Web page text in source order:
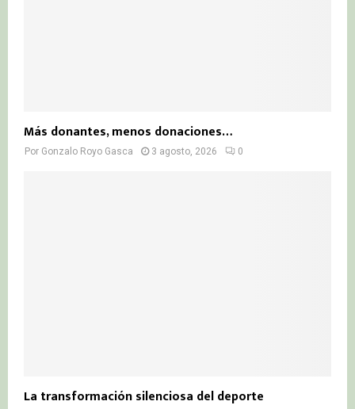
Más donantes, menos donaciones…
Por Gonzalo Royo Gasca 3 agosto, 2026 0
La transformación silenciosa del deporte